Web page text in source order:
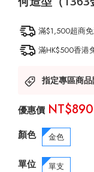
滿$1,500超商
滿HK$500香港
指定專區商
NT$890
顏色 金色
單位 單支